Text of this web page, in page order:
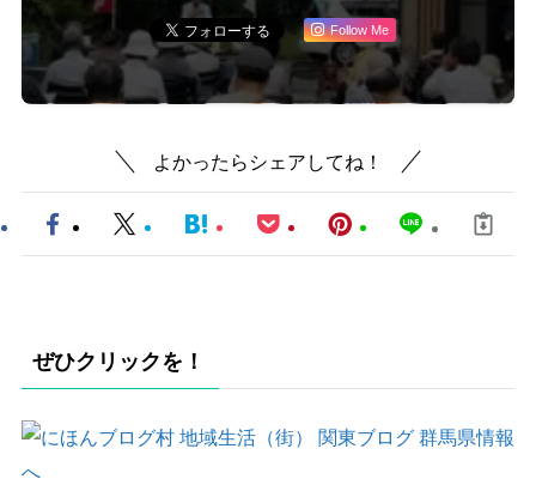
Follow Me
よかったらシェアしてね！
ぜひクリックを！